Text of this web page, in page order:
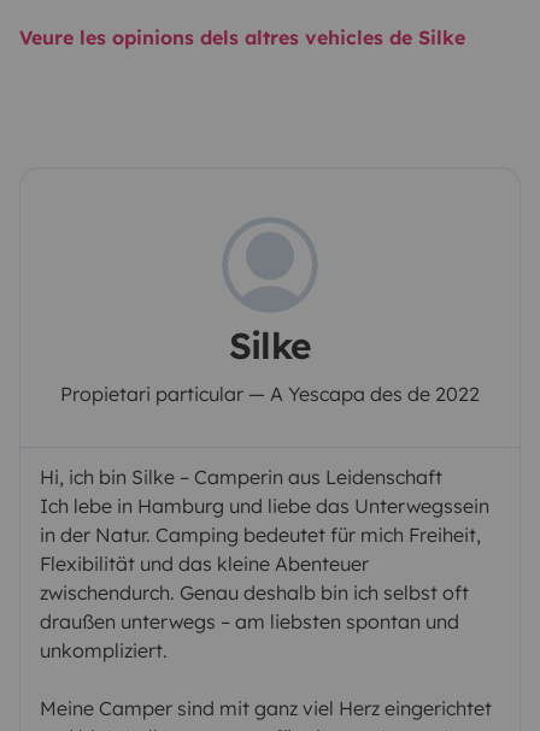
Veure les opinions dels altres vehicles de Silke
Silke
Propietari particular — A Yescapa des de 2022
Hi, ich bin Silke – Camperin aus Leidenschaft
Ich lebe in Hamburg und liebe das Unterwegssein
in der Natur. Camping bedeutet für mich Freiheit,
Flexibilität und das kleine Abenteuer
zwischendurch. Genau deshalb bin ich selbst oft
draußen unterwegs – am liebsten spontan und
unkompliziert.
Meine Camper sind mit ganz viel Herz eingerichtet